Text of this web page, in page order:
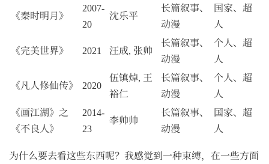
《秦时明月》
2007-
20
沈乐平
长篇叙事、
动漫
国家、超
人
《完美世界》
2021 汪成, 张帅
长篇叙事、
动漫
个人、超
人
《凡人修仙传》
2020
伍镇焯, 王
裕仁
长篇叙事、
动漫
个人、超
人
《画江湖》之
《不良人》
2014-
23
李帅帅
长篇叙事、
动漫
国家、超
人
为什么要去看这些东西呢？我感觉到一种束缚，在一些方面